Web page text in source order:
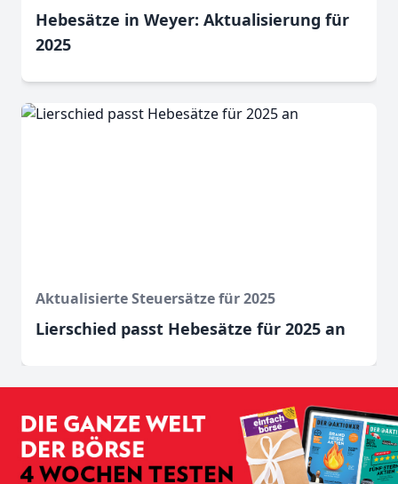
Hebesätze in Weyer: Aktualisierung für
2025
Aktualisierte Steuersätze für 2025
Lierschied passt Hebesätze für 2025 an